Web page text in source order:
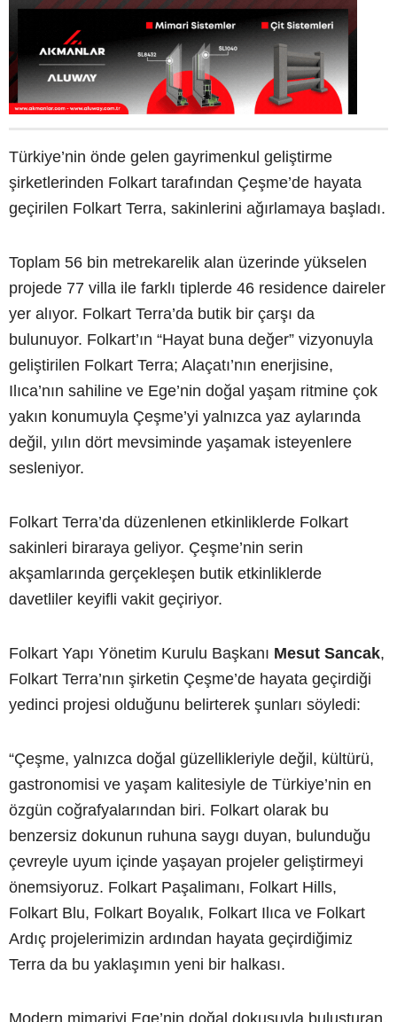
Türkiye’nin önde gelen gayrimenkul geliştirme
şirketlerinden Folkart tarafından Çeşme’de hayata
geçirilen Folkart Terra, sakinlerini ağırlamaya başladı.
Toplam 56 bin metrekarelik alan üzerinde yükselen
projede 77 villa ile farklı tiplerde 46 residence daireler
yer alıyor. Folkart Terra’da butik bir çarşı da
bulunuyor. Folkart’ın “Hayat buna değer” vizyonuyla
geliştirilen Folkart Terra; Alaçatı’nın enerjisine,
Ilıca’nın sahiline ve Ege’nin doğal yaşam ritmine çok
yakın konumuyla Çeşme’yi yalnızca yaz aylarında
değil, yılın dört mevsiminde yaşamak isteyenlere
sesleniyor.
Folkart Terra’da düzenlenen etkinliklerde Folkart
sakinleri biraraya geliyor. Çeşme’nin serin
akşamlarında gerçekleşen butik etkinliklerde
davetliler keyifli vakit geçiriyor.
Folkart Yapı Yönetim Kurulu Başkanı Mesut Sancak,
Folkart Terra’nın şirketin Çeşme’de hayata geçirdiği
yedinci projesi olduğunu belirterek şunları söyledi:
“Çeşme, yalnızca doğal güzellikleriyle değil, kültürü,
gastronomisi ve yaşam kalitesiyle de Türkiye’nin en
özgün coğrafyalarından biri. Folkart olarak bu
benzersiz dokunun ruhuna saygı duyan, bulunduğu
çevreyle uyum içinde yaşayan projeler geliştirmeyi
önemsiyoruz. Folkart Paşalimanı, Folkart Hills,
Folkart Blu, Folkart Boyalık, Folkart Ilıca ve Folkart
Ardıç projelerimizin ardından hayata geçirdiğimiz
Terra da bu yaklaşımın yeni bir halkası.
Modern mimariyi Ege’nin doğal dokusuyla buluşturan,